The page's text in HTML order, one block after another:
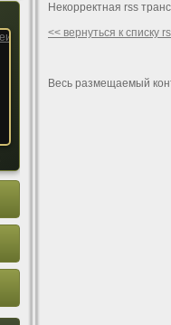
Некорректная rss
<< вернуться к списку
Весь размещаемый